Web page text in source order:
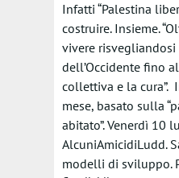
Infatti “Palestina
costruire. Insieme.
vivere
dell’Occidente fino
collettiva e la cura”.
mese, basato sulla
abitato”. Venerdì 10
AlcuniAmicidiLudd.
modelli di sviluppo.